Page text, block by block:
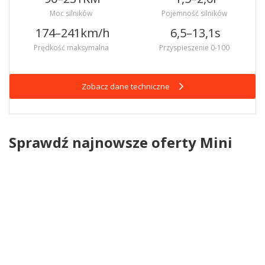
Moc silników Pojemność silników
174–241km/h
Prędkość maksymalna
6,5–13,1s
Przyspieszenie 0-100
Zobacz dane techniczne
Sprawdź najnowsze oferty Mini